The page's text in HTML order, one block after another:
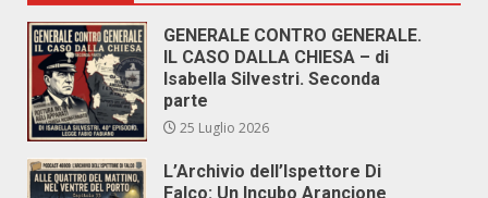
GENERALE CONTRO GENERALE.
IL CASO DALLA CHIESA – di
Isabella Silvestri. Seconda
parte
25 Luglio 2026
L’Archivio dell’Ispettore Di
Falco: Un Incubo Arancione